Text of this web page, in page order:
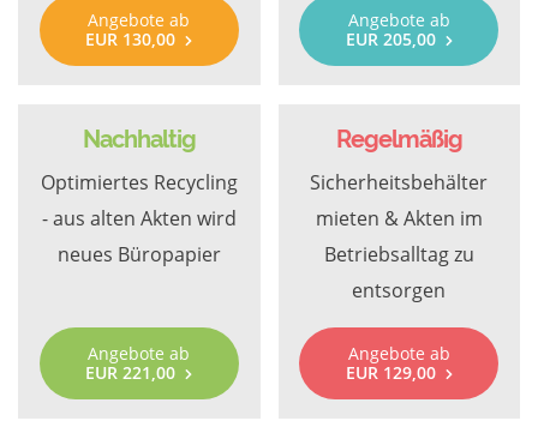
Angebote ab
EUR 130,00
Angebote ab
EUR 205,00
Nachhaltig
Optimiertes Recycling
- aus alten Akten wird
neues Büropapier
Angebote ab
EUR 221,00
Regelmäßig
Sicherheitsbehälter
mieten & Akten im
Betriebsalltag zu
entsorgen
Angebote ab
EUR 129,00